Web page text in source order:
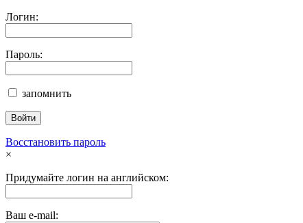
Логин:
Пароль:
запомнить
Восстановить пароль
×
Придумайте логин на английском:
Ваш e-mail: